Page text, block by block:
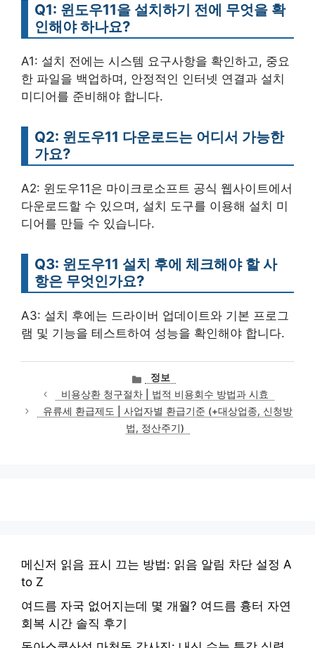
Q1: 윈도우11을 설치하기 전에 무엇을 확
인해야 하나요?
A1: 설치 전에는 시스템 요구사항을 확인하고, 중요
한 파일을 백업하며, 안정적인 인터넷 연결과 설치
미디어를 준비해야 합니다.
Q2: 윈도우11 다운로드는 어디서 가능한
가요?
A2: 윈도우11은 마이크로소프트 공식 웹사이트에서
다운로드할 수 있으며, 설치 도구를 이용해 설치 미
디어를 만들 수 있습니다.
Q3: 윈도우11 설치 후에 체크해야 할 사
항은 무엇인가요?
A3: 설치 후에는 드라이버 업데이트와 기본 프로그
램 및 기능을 테스트하여 성능을 확인해야 합니다.
카
테
고
리
정보
비용상환 청구절차 | 법적 비용회수 방법과 시효
유류세 환급제도 | 사업자별 환급기준 (+대상업종, 신청방
법, 정산주기)
메신저 읽음 표시 끄는 방법: 읽음 알림 차단 설정 A
to Z
여드름 자국 없어지는데 몇 개월? 여드름 흉터 자연
회복 시간 솔직 후기